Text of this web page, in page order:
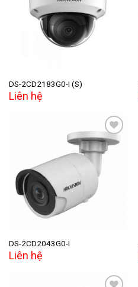
wishlist
DS-2CD2183G0-I (S)
Liên hệ
wishlist
DS-2CD2043G0-I
Liên hệ